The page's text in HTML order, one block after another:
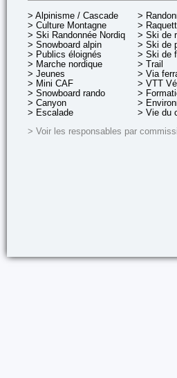
> Alpinisme / Cascade
> Culture Montagne
> Ski Randonnée Nordique
> Snowboard alpin
> Publics éloignés
> Marche nordique
> Jeunes
> Mini CAF
> Snowboard rando
> Canyon
> Escalade
>
>
> Ski de
> Ski de
> Ski de
> Trail
> Via
> VTT
>
>
> Vie du
> Voir les responsables par